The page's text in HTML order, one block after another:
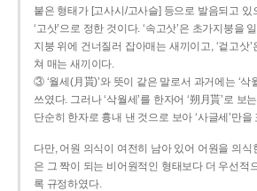
붙은 형태가 [고사시/고사슬] 등으로 발음되고 있
‘고삿’으로 정한 것이다. ‘속고삿’은 초가지붕을
지붕 위에 건너질러 잡아매는 새끼이고, ‘겉고삿
쳐 매는 새끼이다.
③ ‘월세(月貰)’와 뜻이 같은 말로서 과거에는 ‘삭
쓰였다. 그러나 ‘삭월세’를 한자어 ‘朔月貰’로 보
단순히 한자로 흉내 낸 것으로 보아 ‘사글세’만
다만, 어원 의식이 여전히 남아 있어 어원을 의식
은 그 짝이 되는 비어원적인 형태보다 더 우선적
록 규정하였다.